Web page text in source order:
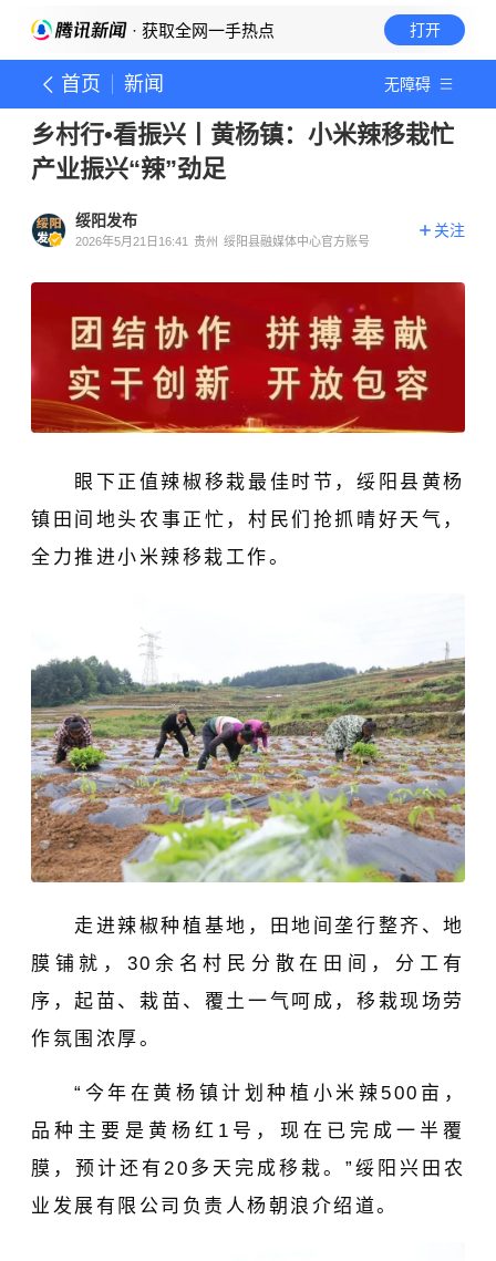
· 获取全网一手热点 打开
首页 新闻 无障碍
乡村行•看振兴丨黄杨镇：小米辣移栽忙
产业振兴“辣”劲足
绥阳发布
2026年5月21日16:41 贵州 绥阳县融媒体中心官方账号
关注
眼下正值辣椒移栽最佳时节，绥阳县黄杨
镇田间地头农事正忙，村民们抢抓晴好天气，
全力推进小米辣移栽工作。
走进辣椒种植基地，田地间垄行整齐、地
膜铺就，30余名村民分散在田间，分工有
序，起苗、栽苗、覆土一气呵成，移栽现场劳
作氛围浓厚。
“今年在黄杨镇计划种植小米辣500亩，
品种主要是黄杨红1号，现在已完成一半覆
膜，预计还有20多天完成移栽。”绥阳兴田农
业发展有限公司负责人杨朝浪介绍道。